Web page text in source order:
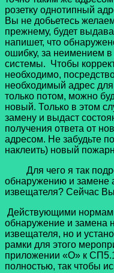
розетку однотипный
Вы не добьетесь
прежнему, будет
напишет, что
ошибку, за неимением
системы. Чтобы
необходимо,
необходимый адрес
только потом, можно
новый. Только в этом
замену и выдаст
получения ответа от
адресом. Не забудьте
наклеить) новый
Для чего я так
обнаружению и замене
извещателя? Сейчас
Действующими
обнаружение и замена
извещателя, но и
рамки для этого
приложении «О» к
полностью, так чтобы